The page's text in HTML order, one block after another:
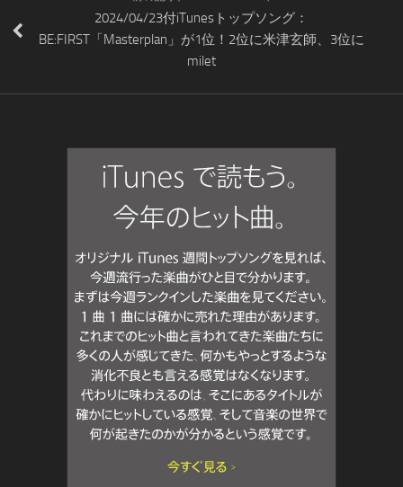
2024/04/23付iTunesトップソング：
BE:FIRST「Masterplan」が1位！2位に米津玄師、3位に
milet